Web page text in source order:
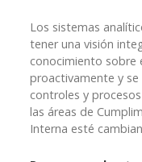
Los sistemas
tener una visión
conocimiento sobre
proactivamente y
controles y
las áreas de
Interna esté